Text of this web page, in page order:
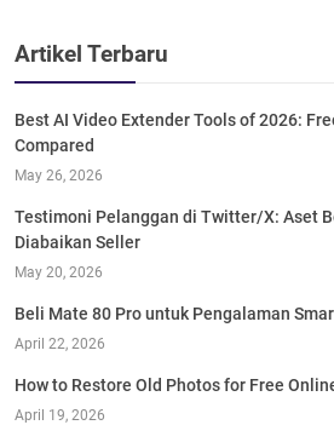
Artikel Terbaru
Best AI Video Extender Tools of 2026:
Compared
May 26, 2026
Testimoni Pelanggan di Twitter/X: Aset
Diabaikan Seller
May 20, 2026
Beli Mate 80 Pro untuk Pengalaman
April 22, 2026
How to Restore Old Photos for Free
April 19, 2026